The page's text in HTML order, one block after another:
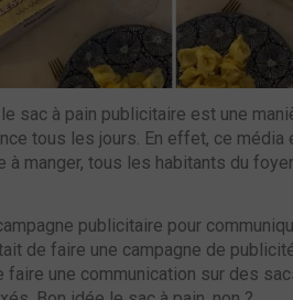
sac à pain publicitaire est une
tous les jours. En effet, ce
à manger, tous les habitants du
publicitaire pour
de faire une campagne de
faire une communication sur des